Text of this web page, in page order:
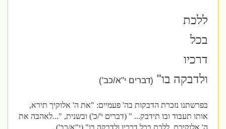
ללכת
בכל
דרכיו
ולדבקה בו"(דברים י"א/כב')
בפרשתנו נזכרת הדבקות בה' פעמיים: "את ה' אלוקיך תירא,
אותו תעבוד ובו תידבק... " (דברים י'/כ') ובשנית, "...לאהבה את
ה' אלוקיכם, ללכת בכל דרכיו ולדבקה בו" (י"א/כב') .